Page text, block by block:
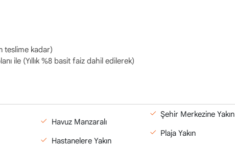
teslime kadar)
ile (Yıllık %8 basit faiz dahil edilerek)
Havuz Manzaralı
Hastanelere Yakın
Şehir Merkezine Yakın
Plaja Yakın